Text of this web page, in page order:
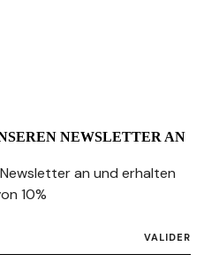
NEWSLETTER AN
an und erhalten
10%
VALIDER